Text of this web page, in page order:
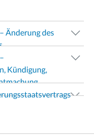
Änderung des
Kündigung,